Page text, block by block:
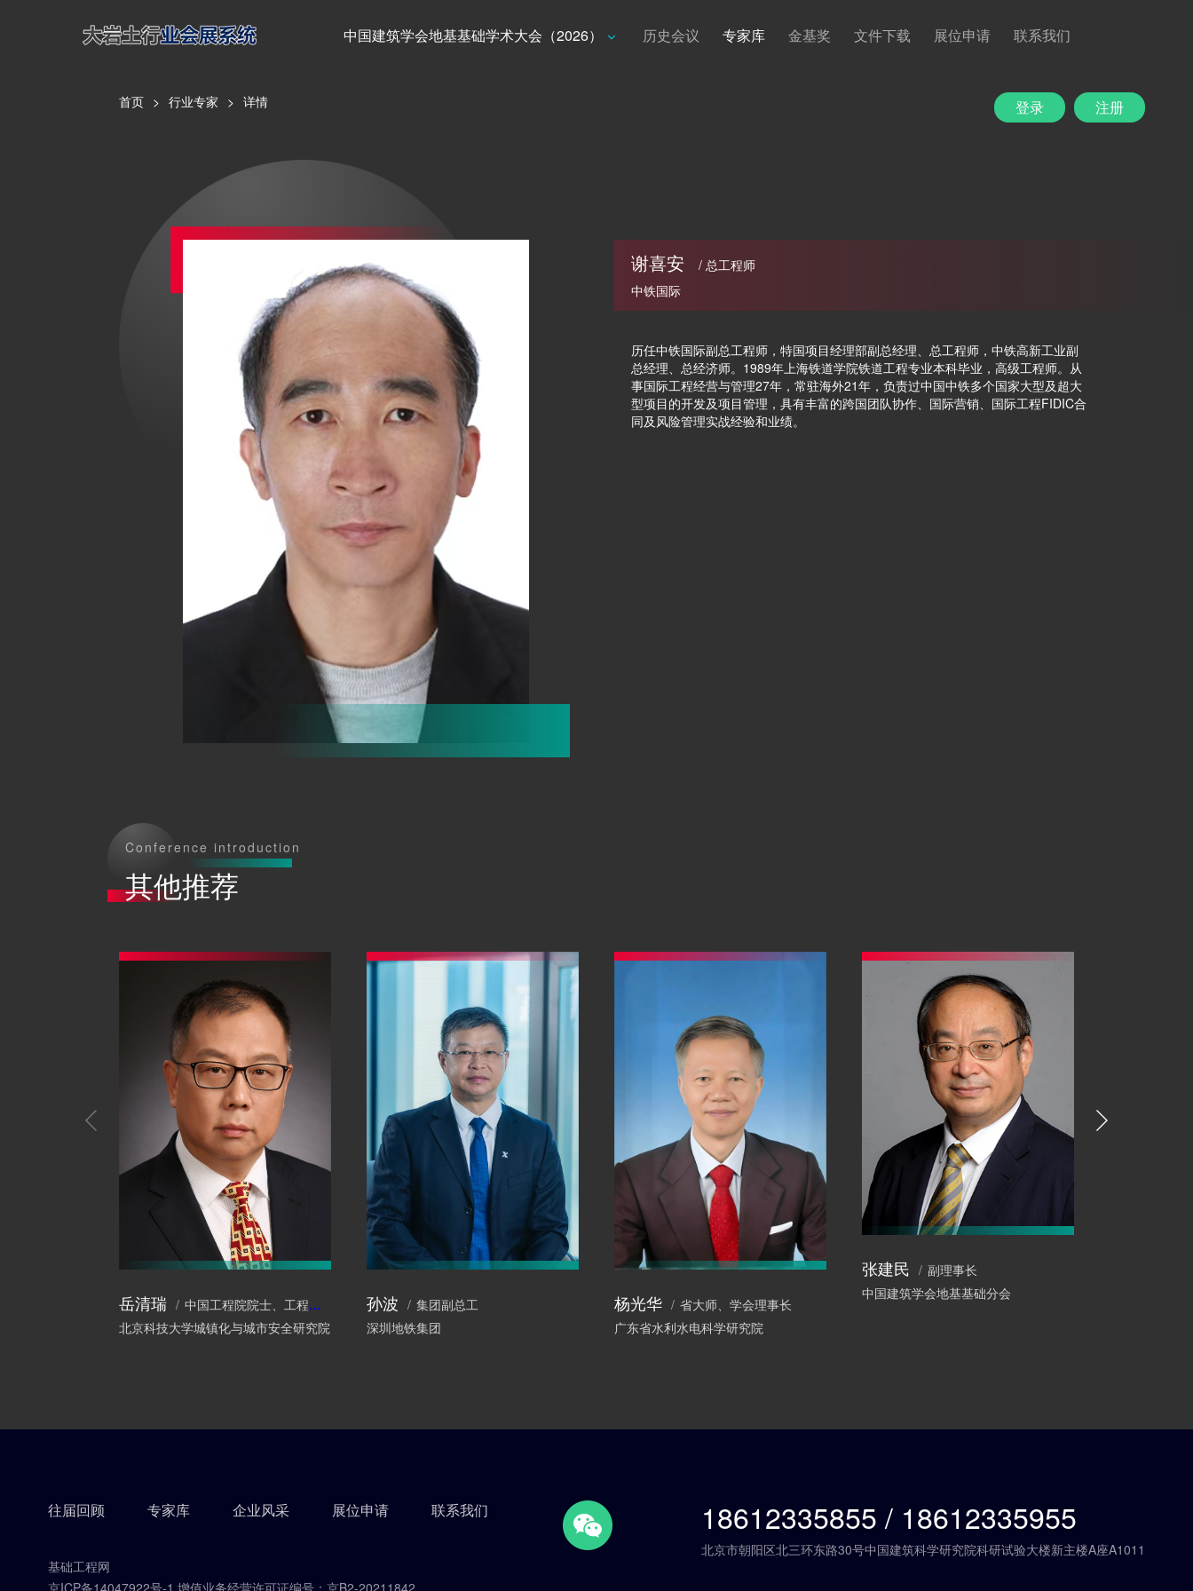
中国建筑学会地基基础学术大会（2026） 历史会议 专家库 金基奖 文件下载 展位申请 联系我们
登录 注册
首页 > 行业专家 > 详情
谢喜安
/ 总工程师
中铁国际
历任中铁国际副总工程师，特国项目经理部副总经理、总工程师，中铁高新工业副
总经理、总经济师。1989年上海铁道学院铁道工程专业本科毕业，高级工程师。从
事国际工程经营与管理27年，常驻海外21年，负责过中国中铁多个国家大型及超大
型项目的开发及项目管理，具有丰富的跨国团队协作、国际营销、国际工程FIDIC合
同及风险管理实战经验和业绩。
Conference introduction
其他推荐
岳清瑞
中国工程院院士、工程结构专家
北京科技大学城镇化与城市安全研究院
孙波
集团副总工
深圳地铁集团
杨光华
省大师、学会理事长
广东省水利水电科学研究院
张建民
副理事长
中国建筑学会地基基础分会
往届回顾 专家库 企业风采 展位申请 联系我们
基础工程网
18612335855 / 18612335955
北京市朝阳区北三环东路30号中国建筑科学研究院科研试验大楼新主楼A座A1011